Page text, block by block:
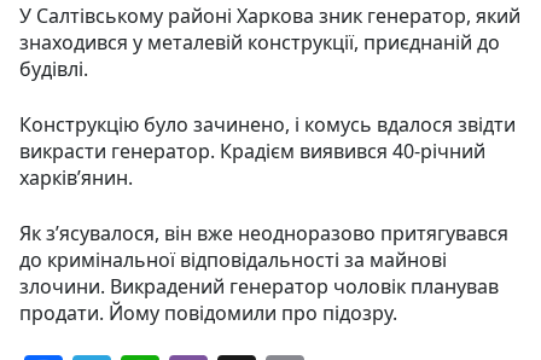
У Салтівському районі Харкова зник генератор, який
знаходився у металевій конструкції, приєднаній до
будівлі.
Конструкцію було зачинено, і комусь вдалося звідти
викрасти генератор. Крадієм виявився 40-річний
харківʼянин.
Як зʼясувалося, він вже неодноразово притягувався
до кримінальної відповідальності за майнові
злочини. Викрадений генератор чоловік планував
продати. Йому повідомили про підозру.